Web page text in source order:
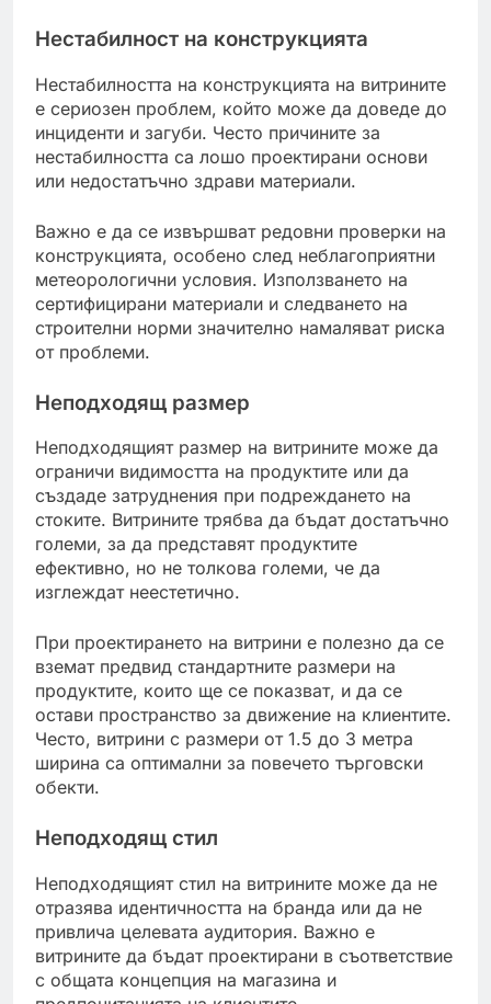
Нестабилност на конструкцията
Нестабилността на конструкцията на витрините
е сериозен проблем, който може да доведе до
инциденти и загуби. Често причините за
нестабилността са лошо проектирани основи
или недостатъчно здрави материали.
Важно е да се извършват редовни проверки на
конструкцията, особено след неблагоприятни
метеорологични условия. Използването на
сертифицирани материали и следването на
строителни норми значително намаляват риска
от проблеми.
Неподходящ размер
Неподходящият размер на витрините може да
ограничи видимостта на продуктите или да
създаде затруднения при подреждането на
стоките. Витрините трябва да бъдат достатъчно
големи, за да представят продуктите
ефективно, но не толкова големи, че да
изглеждат неестетично.
При проектирането на витрини е полезно да се
вземат предвид стандартните размери на
продуктите, които ще се показват, и да се
остави пространство за движение на клиентите.
Често, витрини с размери от 1.5 до 3 метра
ширина са оптимални за повечето търговски
обекти.
Неподходящ стил
Неподходящият стил на витрините може да не
отразява идентичността на бранда или да не
привлича целевата аудитория. Важно е
витрините да бъдат проектирани в съответствие
с общата концепция на магазина и